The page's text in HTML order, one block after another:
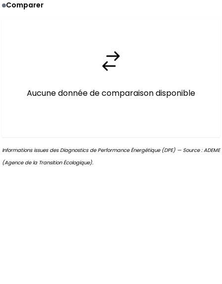
Comparer
Aucune donnée de comparaison disponible
Informations issues des Diagnostics de Performance Énergétique (DPE) — Source : ADEME
(Agence de la Transition Écologique).